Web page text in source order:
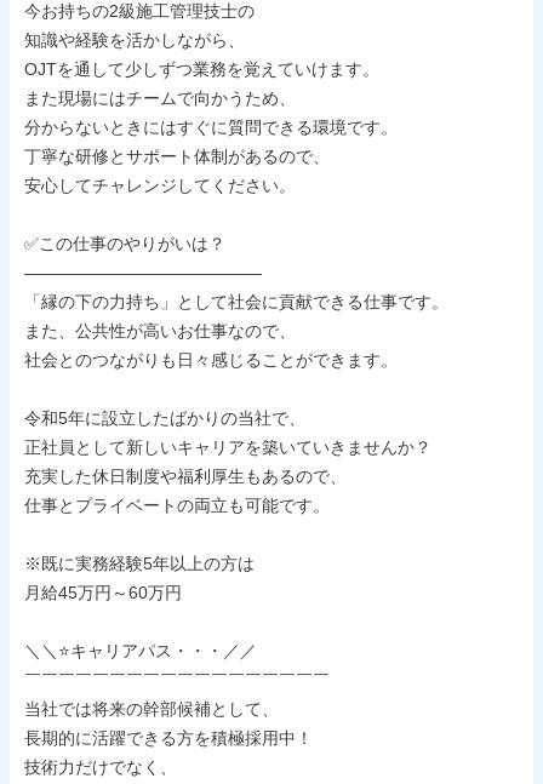
今お持ちの2級施工管理技士の
知識や経験を活かしながら、
OJTを通して少しずつ業務を覚えていけます。
また現場にはチームで向かうため、
分からないときにはすぐに質問できる環境です。
丁寧な研修とサポート体制があるので、
安心してチャレンジしてください。
✅この仕事のやりがいは？
――――――――――――――
「縁の下の力持ち」として社会に貢献できる仕事です。
また、公共性が高いお仕事なので、
社会とのつながりも日々感じることができます。
令和5年に設立したばかりの当社で、
正社員として新しいキャリアを築いていきませんか？
充実した休日制度や福利厚生もあるので、
仕事とプライベートの両立も可能です。
※既に実務経験5年以上の方は
月給45万円～60万円
＼＼⭐キャリアパス・・・／／
￣￣￣￣￣￣￣￣￣￣￣￣￣￣￣￣￣￣
当社では将来の幹部候補として、
長期的に活躍できる方を積極採用中！
技術力だけでなく、